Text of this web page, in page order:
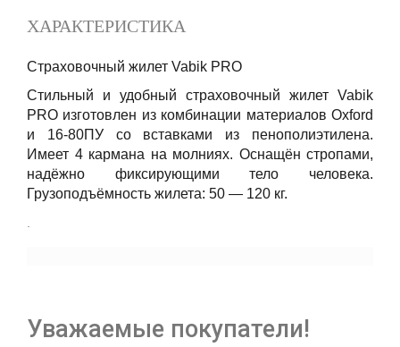
ХАРАКТЕРИСТИКА
Страховочный жилет Vabik PRO
Стильный и удобный страховочный жилет Vabik
PRO изготовлен из комбинации материалов Oxford
и 16-80ПУ со вставками из пенополиэтилена.
Имеет 4 кармана на молниях. Оснащён стропами,
надёжно фиксирующими тело человека.
Грузоподъёмность жилета: 50 — 120 кг.
.
Уважаемые покупатели!